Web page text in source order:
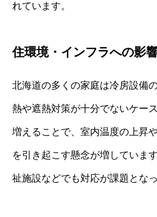
れています。
住環境・インフラへの影
北海道の多くの家庭は冷房設備
熱や遮熱対策が十分でないケー
増えることで、室内温度の上昇
を引き起こす懸念が増していま
祉施設などでも対応が課題となっ